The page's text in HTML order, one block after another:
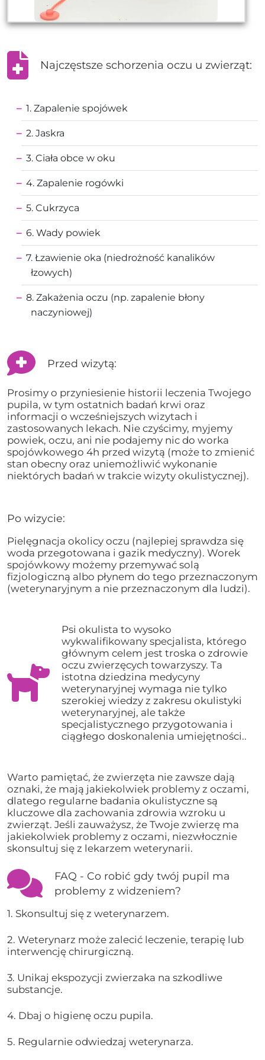
Najczęstsze schorzenia oczu u zwierząt:
1. Zapalenie spojówek
2. Jaskra
3. Ciała obce w oku
4. Zapalenie rogówki
5. Cukrzyca
6. Wady powiek
7. Łzawienie oka (niedrożność kanalików
łzowych)
8. Zakażenia oczu (np. zapalenie błony
naczyniowej)
Przed wizytą:
Prosimy o przyniesienie historii leczenia Twojego
pupila, w tym ostatnich badań krwi oraz
informacji o wcześniejszych wizytach i
zastosowanych lekach. Nie czyścimy, myjemy
powiek, oczu, ani nie podajemy nic do worka
spojówkowego 4h przed wizytą (może to zmienić
stan obecny oraz uniemożliwić wykonanie
niektórych badań w trakcie wizyty okulistycznej).
Po wizycie:
Pielęgnacja okolicy oczu (najlepiej sprawdza się
woda przegotowana i gazik medyczny). Worek
spojówkowy możemy przemywać solą
fizjologiczną albo płynem do tego przeznaczonym
(weterynaryjnym a nie przeznaczonym dla ludzi).
Psi okulista to wysoko
wykwalifikowany specjalista, którego
głównym celem jest troska o zdrowie
oczu zwierzęcych towarzyszy. Ta
istotna dziedzina medycyny
weterynaryjnej wymaga nie tylko
szerokiej wiedzy z zakresu okulistyki
weterynaryjnej, ale także
specjalistycznego przygotowania i
ciągłego doskonalenia umiejętności..
Warto pamiętać, że zwierzęta nie zawsze dają
oznaki, że mają jakiekolwiek problemy z oczami,
dlatego regularne badania okulistyczne są
kluczowe dla zachowania zdrowia wzroku u
zwierząt. Jeśli zauważysz, że Twoje zwierzę ma
jakiekolwiek problemy z oczami, niezwłocznie
skonsultuj się z lekarzem weterynarii.
FAQ - Co robić gdy twój pupil ma
problemy z widzeniem?
1. Skonsultuj się z weterynarzem.
2. Weterynarz może zalecić leczenie, terapię lub
interwencję chirurgiczną.
3. Unikaj ekspozycji zwierzaka na szkodliwe
substancje.
4. Dbaj o higienę oczu pupila.
5. Regularnie odwiedzaj weterynarza.